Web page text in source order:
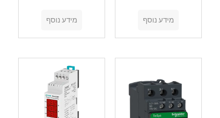
מידע נוסף מידע נוסף